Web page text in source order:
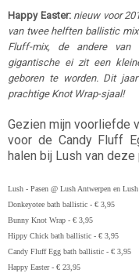
Happy Easter: nieuw voor
van twee helften ballistic
Fluff-mix, de andere van
gigantische ei zit een
geboren te worden. Dit
prachtige Knot Wrap-sjaal!
Gezien mijn voorliefde
voor de Candy Fluff
halen bij Lush van
Lush - Pasen @ Lush Antwerpen en
Donkeyotee bath ballistic - € 3,95
Bunny Knot Wrap - € 3,95
Hippy Chick bath ballistic - € 3,95
Candy Fluff Egg bath ballistic - € 3,95
Happy Easter - € 23,95